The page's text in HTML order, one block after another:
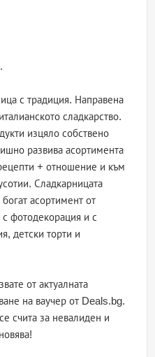
с традиция. Направена
сладкарство.
изцяло собствено
развива асортимента
+ отношение и към
Сладкарницата
асортимент от
фотодекорация и с
детски торти и
от актуалната
на ваучер от Deals.bg.
счита за невалиден и